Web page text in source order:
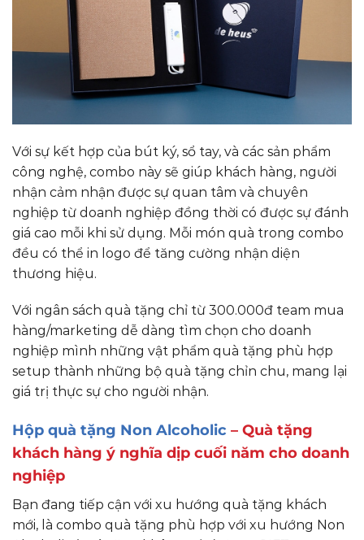
Với sự kết hợp của bút ký, sổ tay, và các sản phẩm
công nghệ, combo này sẽ giúp khách hàng, người
nhận cảm nhận được sự quan tâm và chuyên
nghiệp từ doanh nghiệp đồng thời có được sự đánh
giá cao mỗi khi sử dụng. Mỗi món quà trong combo
đều có thể in logo để tăng cường nhận diện
thương hiệu.
Với ngân sách quà tặng chỉ từ 300.000đ team mua
hàng/marketing dễ dàng tìm chọn cho doanh
nghiệp mình những vật phẩm quà tặng phù hợp
setup thành những bộ quà tặng chỉn chu, mang lại
giá trị thực sự cho người nhận.
Hộp quà tặng Non Alcoholic – Quà tặng
khách hàng ý nghĩa dịp cuối năm cho doanh
nghiệp
Bạn đang tiếp cận với xu hướng quà tặng khách
mới, là combo quà tặng phù hợp với xu hướng Non